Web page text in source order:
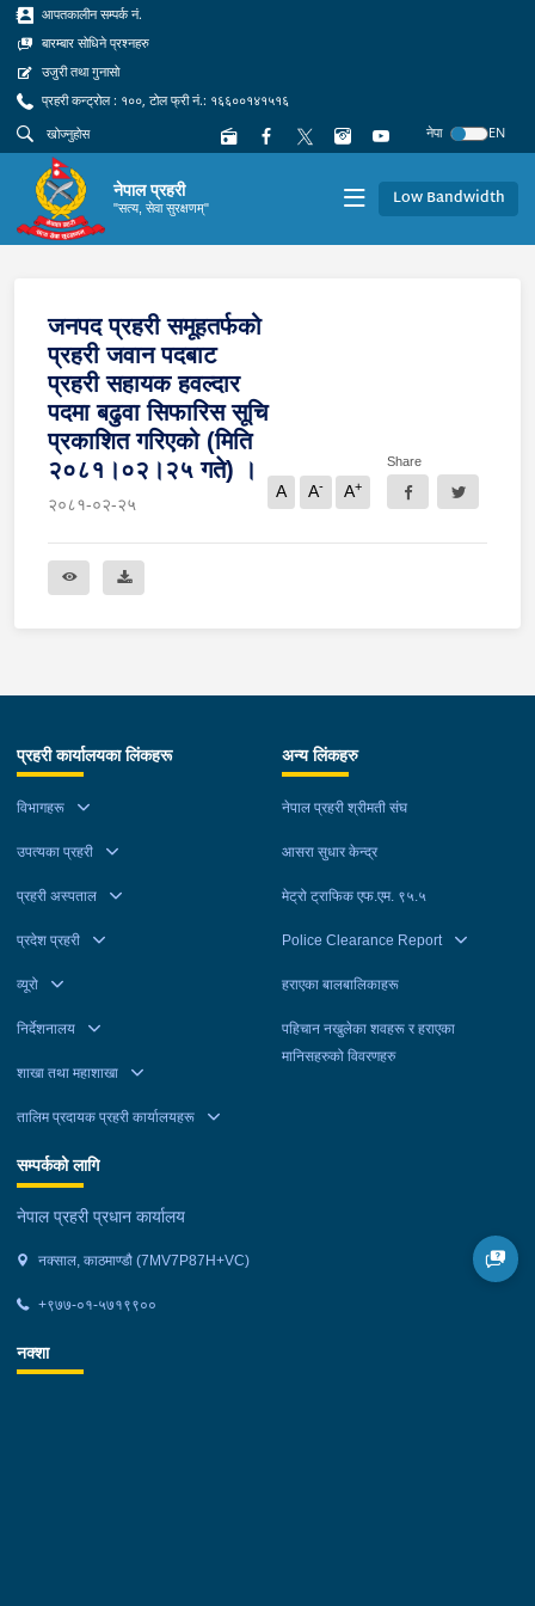
आपतकालीन सम्पर्क नं.
बारम्बार सोधिने प्रश्नहरु
उजुरी तथा गुनासो
प्रहरी कन्ट्रोल : १००, टोल फ्री नं.: १६६००१४१५१६
नेपा
EN
नेपाल प्रहरी
"सत्य, सेवा सुरक्षणम्" Low Bandwidth
जनपद प्रहरी समूहतर्फको
प्रहरी जवान पदबाट
प्रहरी सहायक हवल्दार
पदमा बढुवा सिफारिस सूचि
प्रकाशित गरिएको (मिति
२०८१।०२।२५ गते) ।
२०८१-०२-२५
A A- A+
Share
प्रहरी कार्यालयका लिंकहरू
विभागहरू
उपत्यका प्रहरी
प्रहरी अस्पताल
प्रदेश प्रहरी
व्यूरो
निर्देशनालय
शाखा तथा महाशाखा
तालिम प्रदायक प्रहरी कार्यालयहरू
अन्य लिंकहरु
नेपाल प्रहरी श्रीमती संघ
आसरा सुधार केन्द्र
मेट्रो ट्राफिक एफ.एम. ९५.५
Police Clearance Report
हराएका बालबालिकाहरू
पहिचान नखुलेका शवहरू र हराएका
मानिसहरुको विवरणहरु
सम्पर्कको लागि
नेपाल प्रहरी प्रधान कार्यालय
नक्साल, काठमाण्डौ (7MV7P87H+VC)
+९७७-०१-५७१९९००
नक्शा